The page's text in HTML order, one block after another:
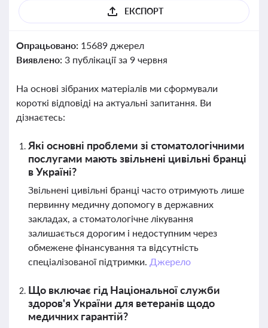
ЕКСПОРТ
Опрацьовано: 15689 джерел
Виявлено: 3 публікації за 9 червня
На основі зібраних матеріалів ми сформували
короткі відповіді на актуальні запитання. Ви
дізнаєтесь:
Які основні проблеми зі стоматологічними
послугами мають звільнені цивільні бранці
в Україні?
Звільнені цивільні бранці часто отримують лише
первинну медичну допомогу в державних
закладах, а стоматологічне лікування
залишається дорогим і недоступним через
обмежене фінансування та відсутність
спеціалізованої підтримки. Джерело
Що включає гід Національної служби
здоров'я України для ветеранів щодо
медичних гарантій?